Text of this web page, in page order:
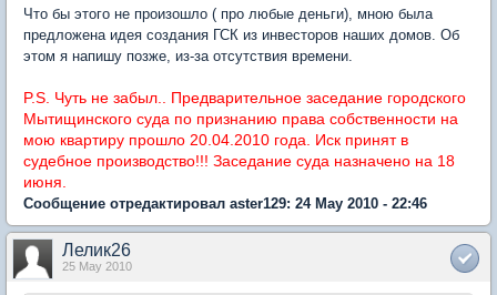
Что бы этого не произошло ( про любые деньги), мною была
предложена идея создания ГСК из инвесторов наших домов. Об
этом я напишу позже, из-за отсутствия времени.
P.S. Чуть не забыл.. Предварительное заседание городского
Мытищинского суда по признанию права собственности на
мою квартиру прошло 20.04.2010 года. Иск принят в
судебное производство!!! Заседание суда назначено на 18
июня.
Сообщение отредактировал aster129: 24 May 2010 - 22:46
Лелик26
25 May 2010